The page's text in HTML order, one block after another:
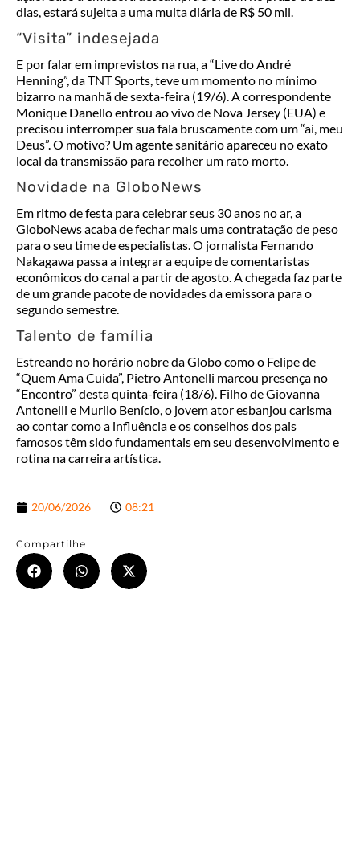
dias, estará sujeita a uma multa diária de R$ 50 mil.
“Visita” indesejada
E por falar em imprevistos na rua, a “Live do André
Henning”, da TNT Sports, teve um momento no mínimo
bizarro na manhã de sexta-feira (19/6). A correspondente
Monique Danello entrou ao vivo de Nova Jersey (EUA) e
precisou interromper sua fala bruscamente com um “ai, meu
Deus”. O motivo? Um agente sanitário apareceu no exato
local da transmissão para recolher um rato morto.
Novidade na GloboNews
Em ritmo de festa para celebrar seus 30 anos no ar, a
GloboNews acaba de fechar mais uma contratação de peso
para o seu time de especialistas. O jornalista Fernando
Nakagawa passa a integrar a equipe de comentaristas
econômicos do canal a partir de agosto. A chegada faz parte
de um grande pacote de novidades da emissora para o
segundo semestre.
Talento de família
Estreando no horário nobre da Globo como o Felipe de
“Quem Ama Cuida”, Pietro Antonelli marcou presença no
“Encontro” desta quinta-feira (18/6). Filho de Giovanna
Antonelli e Murilo Benício, o jovem ator esbanjou carisma
ao contar como a influência e os conselhos dos pais
famosos têm sido fundamentais em seu desenvolvimento e
rotina na carreira artística.
20/06/2026 08:21
Compartilhe